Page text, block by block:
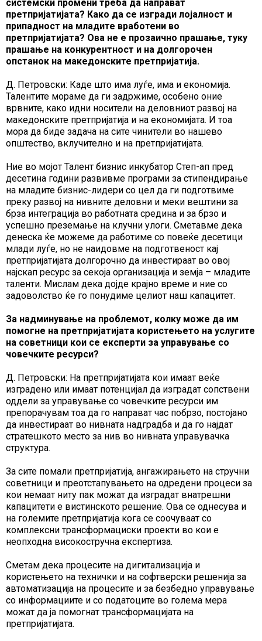
системски промени треба да направат
претпријатијата? Како да се изгради лојалност и
припадност на младите вработени во
претпријатијата? Ова не е прозаично прашање, туку
прашање на конкурентност и на долгорочен
опстанок на македонските претпријатија.
Д. Петровски: Каде што има луѓе, има и економија.
Талентите мораме да ги задржиме, особено оние
врвните, како идни носители на деловниот развој на
македонските претпријатија и на економијата. И тоа
мора да биде задача на сите чинители во нашево
општество, вклучително и на претпријатијата.
Ние во мојот Талент бизнис инкубатор Степ-ап пред
десетина години развивме програми за стипендирање
на младите бизнис-лидери со цел да ги подготвиме
преку развој на нивните деловни и меки вештини за
брза интеграција во работната средина и за брзо и
успешно преземање на клучни улоги. Сметавме дека
денеска ќе можеме да работиме со повеќе десетици
млади луѓе, но не наидовме на подготвеност кај
претпријатијата долгорочно да инвестираат во овој
најскап ресурс за секоја организација и земја – младите
таленти. Мислам дека дојде крајно време и ние со
задоволство ќе го понудиме целиот наш капацитет.
За надминување на проблемот, колку може да им
помогне на претпријатијата користењето на услугите
на советници кои се експерти за управување со
човечките ресурси?
Д. Петровски: На претпријатијата кои имаат веќе
изградено или имаат потенцијал да изградат сопствени
оддели за управување со човечките ресурси им
препорачувам тоа да го направат час побрзо, постојано
да инвестираат во нивната надградба и да го најдат
стратешкото место за нив во нивната управувачка
структура.
За сите помали претпријатија, ангажирањето на стручни
советници и преотстапувањето на одредени процеси за
кои немаат ниту пак можат да изградат внатрешни
капацитети е вистинското решение. Ова се однесува и
на големите претпријатија кога се соочуваат со
комплексни трансформациски проекти во кои е
неопходна високостручна експертиза.
Сметам дека процесите на дигитализација и
користењето на технички и на софтверски решенија за
автоматизација на процесите и за безбедно управување
со информациите и со податоците во голема мера
можат да ја помогнат трансформацијата на
претпријатијата.